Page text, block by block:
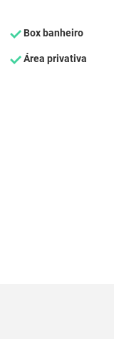
Box banheiro
Área privativa